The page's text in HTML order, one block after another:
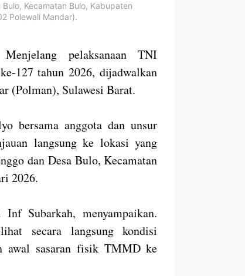
Kecamatan Bulo, Kabupaten
Polewali Mandar).
Menjelang pelaksanaan TNI
127 tahun 2026, dijadwalkan
(Polman), Sulawesi Barat.
bersama anggota dan unsur
langsung ke lokasi yang
dan Desa Bulo, Kecamatan
2026.
Subarkah, menyampaikan.
secara langsung kondisi
awal sasaran fisik TMMD ke